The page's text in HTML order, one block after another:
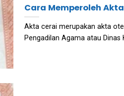
Cara Memperoleh
Akta cerai merupakan akta
Pengadilan Agama atau